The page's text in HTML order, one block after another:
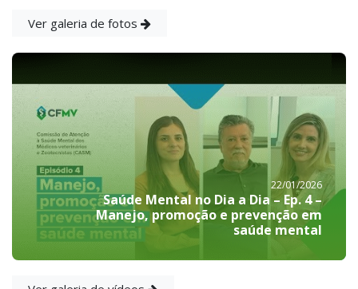
Ver galeria de fotos
22/01/2026
Saúde Mental no Dia a Dia – Ep. 4 –
Manejo, promoção e prevenção em
saúde mental